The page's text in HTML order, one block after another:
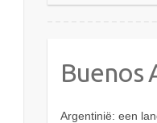
Buenos
Argentinië: een